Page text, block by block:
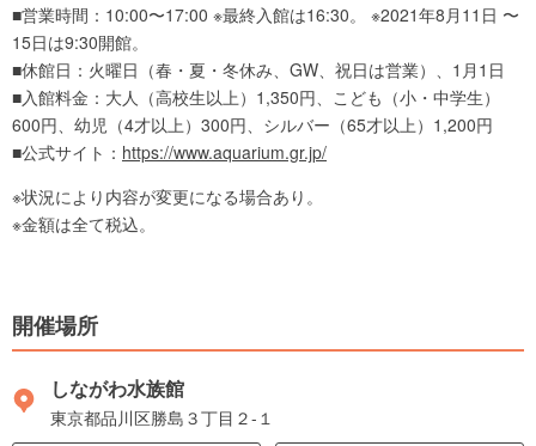
■営業時間：10:00〜17:00 ※最終入館は16:30。 ※2021年8月11日 〜
15日は9:30開館。
■休館日：火曜日（春・夏・冬休み、GW、祝日は営業）、1月1日
■入館料金：大人（高校生以上）1,350円、こども（小・中学生）
600円、幼児（4才以上）300円、シルバー（65才以上）1,200円
■公式サイト： https://www.aquarium.gr.jp/
※状況により内容が変更になる場合あり。
※金額は全て税込。
開催場所
しながわ水族館
東京都品川区勝島３丁目２-１